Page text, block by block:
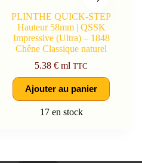
PLINTHE QUICK-STEP
Hauteur 58mm | QSSK
Impressive (Ultra) – 1848
Chêne Classique naturel
5.38€ mlTTC
Ajouter au panier
17 en stock